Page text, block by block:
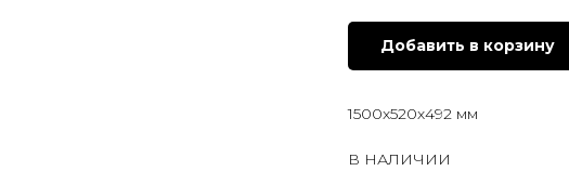
Добавить в корзину
1500х520х492 мм
В НАЛИЧИИ